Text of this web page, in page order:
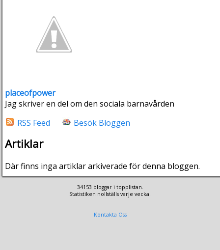
placeofpower
Jag skriver en del om den sociala barnavården
RSS Feed
Besök Bloggen
Artiklar
Där finns inga artiklar arkiverade för denna bloggen.
34153 bloggar i topplistan.
Statistiken nollställs varje vecka.
Kontakta Oss